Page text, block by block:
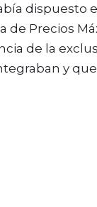
dispuesto
de Precios
de la
y